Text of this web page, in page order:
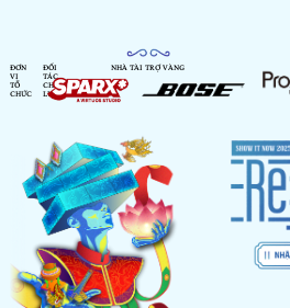
ĐƠN
VỊ
TỔ
CHỨC
ĐỐI
TÁC
CHIẾN
LƯỢC
NHÀ TÀI TRỢ VÀNG